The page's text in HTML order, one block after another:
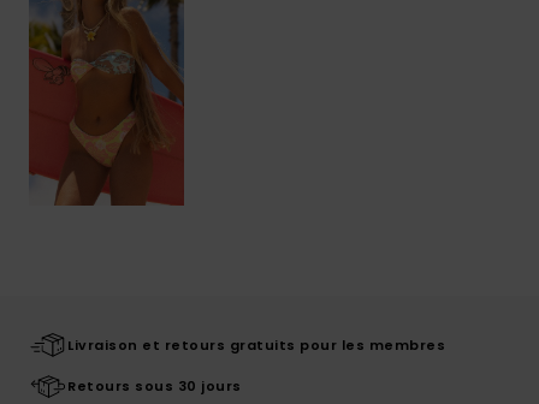
Livraison et retours gratuits pour les membres
Retours sous 30 jours